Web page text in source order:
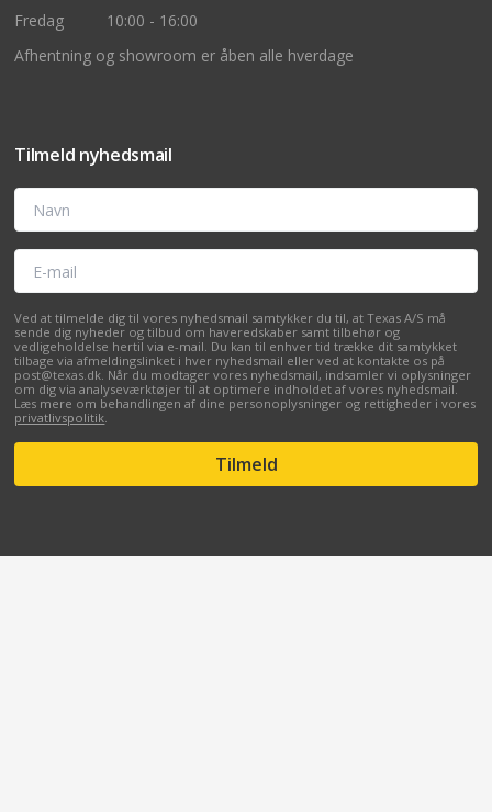
Fredag
10:00 - 16:00
Afhentning og showroom er åben alle hverdage
Tilmeld nyhedsmail
Navn
E-mail
Ved at tilmelde dig til vores nyhedsmail samtykker du til, at Texas A/S må
sende dig nyheder og tilbud om haveredskaber samt tilbehør og
vedligeholdelse hertil via e-mail. Du kan til enhver tid trække dit samtykket
tilbage via afmeldingslinket i hver nyhedsmail eller ved at kontakte os på
post@texas.dk. Når du modtager vores nyhedsmail, indsamler vi oplysninger
om dig via analyseværktøjer til at optimere indholdet af vores nyhedsmail.
Læs mere om behandlingen af dine personoplysninger og rettigheder i vores
privatlivspolitik.